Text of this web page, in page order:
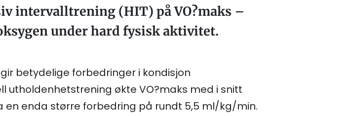
intervalltrening (HIT) på VO?maks –
under hard fysisk aktivitet.
betydelige forbedringer i kondisjon
utholdenhetstrening økte VO?maks med i snitt
enda større forbedring på rundt 5,5 ml/kg/min.